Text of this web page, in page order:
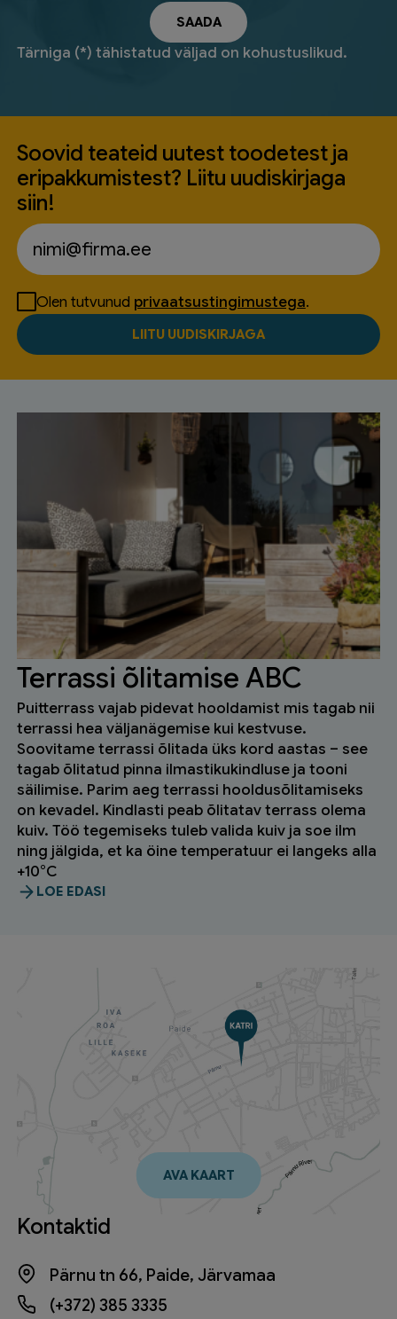
Tärniga (*) tähistatud väljad on kohustuslikud.
Soovid teateid uutest toodetest ja
eripakkumistest? Liitu uudiskirjaga
siin!
Olen tutvunud privaatsustingimustega.
Terrassi õlitamise ABC
Puitterrass vajab pidevat hooldamist mis tagab nii
terrassi hea väljanägemise kui kestvuse.
Soovitame terrassi õlitada üks kord aastas – see
tagab õlitatud pinna ilmastikukindluse ja tooni
säilimise. Parim aeg terrassi hooldusõlitamiseks
on kevadel. Kindlasti peab õlitatav terrass olema
kuiv. Töö tegemiseks tuleb valida kuiv ja soe ilm
ning jälgida, et ka öine temperatuur ei langeks alla
+10°C
LOE EDASI
AVA KAART
Kontaktid
Pärnu tn 66, Paide, Järvamaa
(+372) 385 3335